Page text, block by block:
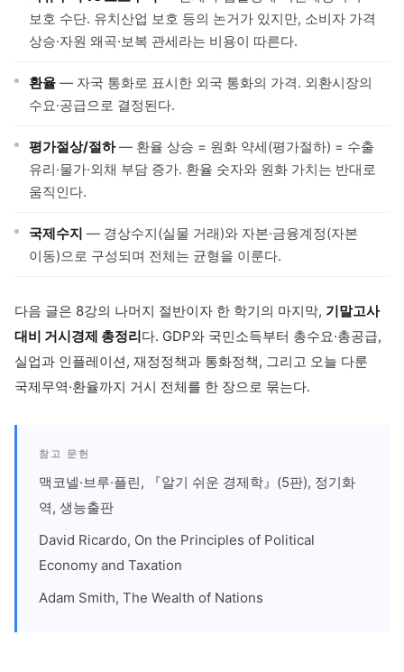
보호 수단. 유치산업 보호 등의 논거가 있지만, 소비자 가격
상승·자원 왜곡·보복 관세라는 비용이 따른다.
환율 — 자국 통화로 표시한 외국 통화의 가격. 외환시장의
수요·공급으로 결정된다.
평가절상/절하— 환율 상승 = 원화 약세(평가절하) = 수출
유리·물가·외채 부담 증가. 환율 숫자와 원화 가치는 반대로
움직인다.
국제수지 — 경상수지(실물 거래)와 자본·금융계정(자본
이동)으로 구성되며 전체는 균형을 이룬다.
다음 글은 8강의 나머지 절반이자 한 학기의 마지막, 기말고사
대비 거시경제 총정리다. GDP와 국민소득부터 총수요·총공급,
실업과 인플레이션, 재정정책과 통화정책, 그리고 오늘 다룬
국제무역·환율까지 거시 전체를 한 장으로 묶는다.
참고 문헌
맥코넬·브루·플린, 『알기 쉬운 경제학』(5판), 정기화
역, 생능출판
David Ricardo, On the Principles of Political
Economy and Taxation
Adam Smith, The Wealth of Nations